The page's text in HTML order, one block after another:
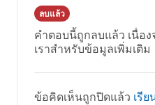
ลบแล้ว
คำตอบนี้ถูกลบแล้ว เนื่อ
เราสำหรับข้อมูลเพิ่มเติม
ข้อคิดเห็นถูกปิดแล้ว เรีย